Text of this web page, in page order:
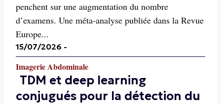
penchent sur une augmentation du nombre
d’examens. Une méta-analyse publiée dans la Revue
Europe...
15/07/2026 -
Imagerie Abdominale
TDM et deep learning
conjugués pour la détection du